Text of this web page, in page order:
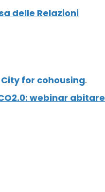
delle Relazioni
City for cohousing.
webinar abitare